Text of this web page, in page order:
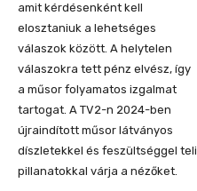
amit kérdésenként kell
elosztaniuk a lehetséges
válaszok között. A helytelen
válaszokra tett pénz elvész, így
a műsor folyamatos izgalmat
tartogat. A TV2-n 2024-ben
újraindított műsor látványos
díszletekkel és feszültséggel teli
pillanatokkal várja a nézőket.